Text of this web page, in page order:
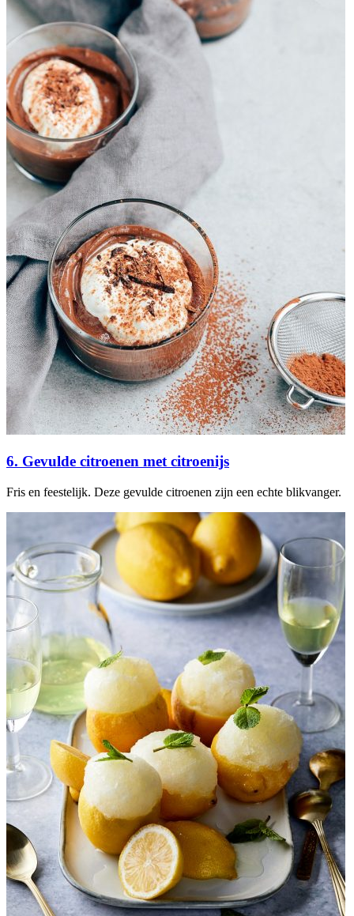
6. Gevulde citroenen met citroenijs
Fris en feestelijk. Deze gevulde citroenen zijn een echte blikvanger.